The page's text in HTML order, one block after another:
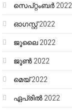
സെപ്റ്റംബർ 2022
ഓഗസ്റ്റ്‌ 2022
ജൂലൈ 2022
ജൂൺ 2022
മെയ്‌ 2022
ഏപ്രിൽ 2022